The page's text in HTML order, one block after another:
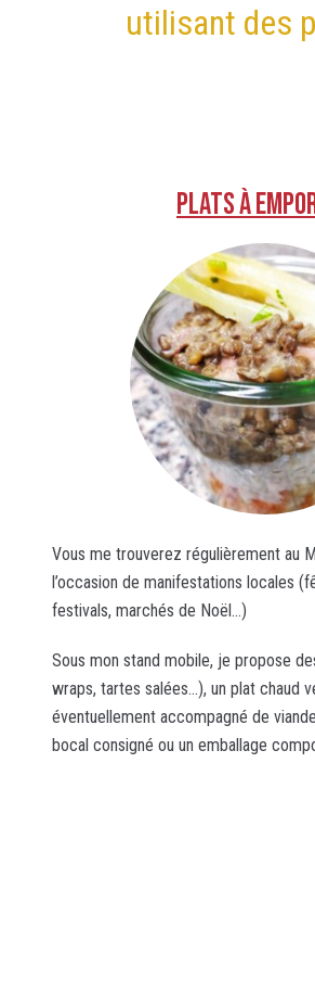
utilisant des
Plats à
Vous me trouverez régulièrement au
l’occasion de manifestations locales
festivals, marchés de Noël…)
Sous mon stand mobile, je propose
wraps, tartes salées…), un plat chaud
éventuellement accompagné de
bocal consigné ou un emballage